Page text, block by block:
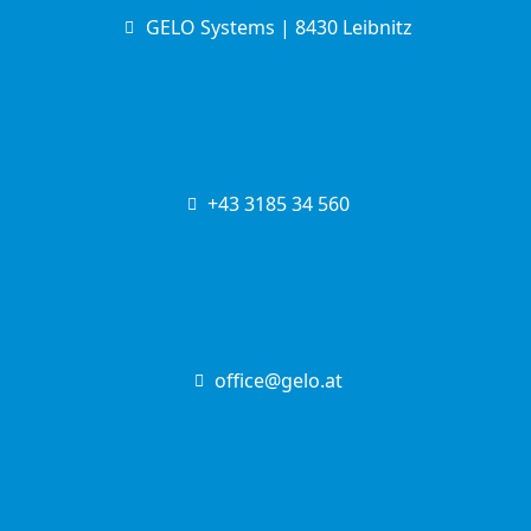
GELO Systems | 8430 Leibnitz
+43 3185 34 560
office@gelo.at